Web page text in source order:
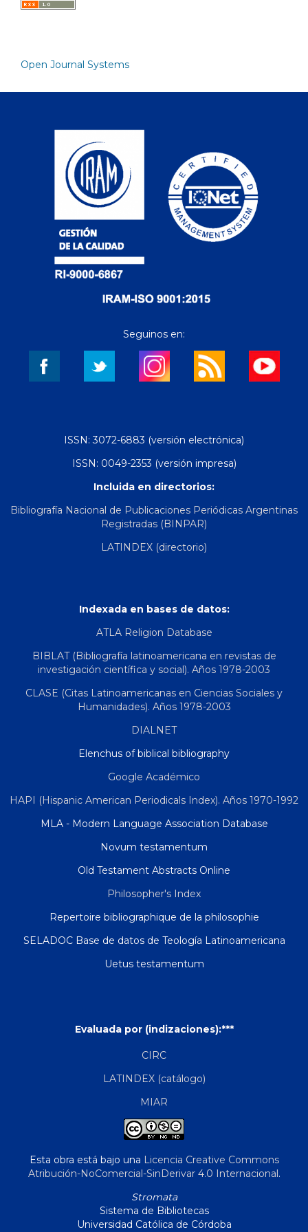
Open Journal Systems
Seguinos en:
ISSN: 3072-6883 (versión electrónica)
ISSN: 0049-2353 (versión impresa)
Incluida en directorios:
Bibliografía Nacional de Publicaciones Periódicas Argentinas
Registradas (BINPAR)
LATINDEX (directorio)
Indexada en bases de datos:
ATLA Religion Database
BIBLAT (Bibliografía latinoamericana en revistas de
investigación científica y social). Años 1978-2003
CLASE (Citas Latinoamericanas en Ciencias Sociales y
Humanidades). Años 1978-2003
DIALNET
Elenchus of biblical bibliography
Google Académico
HAPI (Hispanic American Periodicals Index). Años 1970-1992
MLA - Modern Language Association Database
Novum testamentum
Old Testament Abstracts Online
Philosopher's Index
Repertoire bibliographique de la philosophie
SELADOC Base de datos de Teología Latinoamericana
Uetus testamentum
Evaluada por (indizaciones):***
CIRC
LATINDEX (catálogo)
MIAR
Esta obra está bajo una Licencia Creative Commons
Atribución-NoComercial-SinDerivar 4.0 Internacional.
Stromata
Sistema de Bibliotecas
Universidad Católica de Córdoba